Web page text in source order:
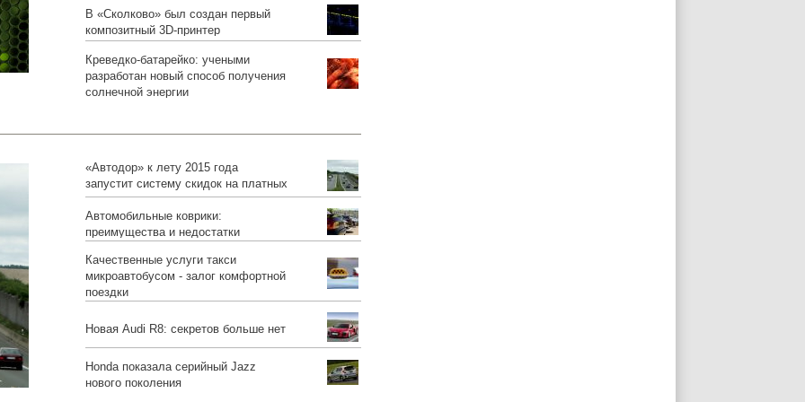
В «Сколково» был создан первый
композитный 3D-принтер
Креведко-батарейко: учеными
разработан новый способ получения
солнечной энергии
«Автодор» к лету 2015 года
запустит систему скидок на платных
дорогах
Автомобильные коврики:
преимущества и недостатки
Качественные услуги такси
микроавтобусом - залог комфортной
поездки
Новая Audi R8: секретов больше нет
Honda показала серийный Jazz
нового поколения